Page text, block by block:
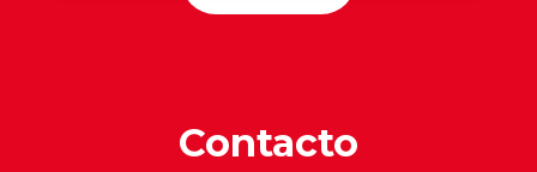
Contacto